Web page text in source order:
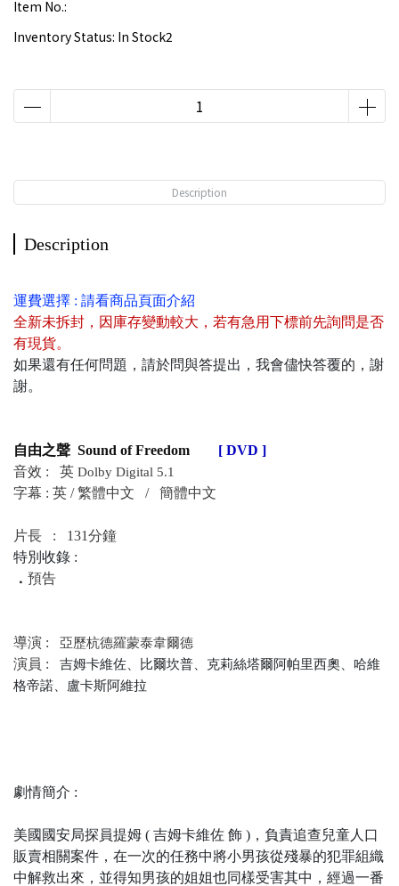
Item No.:
Inventory Status: In Stock2
Description
Description
運費選擇 : 請看商品頁面介紹
全新未拆封 ， 因庫存變動較大，若有急用下標前先詢問是否
有現貨。
如果還有任何問題，請於問與答提出，我會儘快答覆的，謝
謝。
自由之聲 Sound of Freedom
[ DVD ]
音效 : 英 Dolby Digital 5.1
字幕 : 英 / 繁體中文 / 簡體中文
片長 : 131分鐘
特別收錄 :
． 預告
導演 : 亞歷杭德羅蒙泰韋爾德
演員 : 吉姆卡維佐、比爾坎普 克莉絲塔爾阿帕里西奧
哈維
格帝諾
盧卡斯阿維拉
劇情簡介 :
美國國安局探員提姆 ( 吉姆卡維佐 飾 )，負責追查兒童人口
販賣相關案件，在一次的任務中將小男孩從殘暴的犯罪組織
中解救出來，並得知男孩的姐姐也同樣受害其中，經過一番